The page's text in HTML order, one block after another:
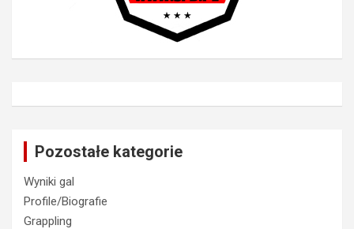
Pozostałe kategorie
Wyniki gal
Profile/Biografie
Grappling